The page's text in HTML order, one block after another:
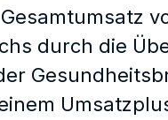
durch die